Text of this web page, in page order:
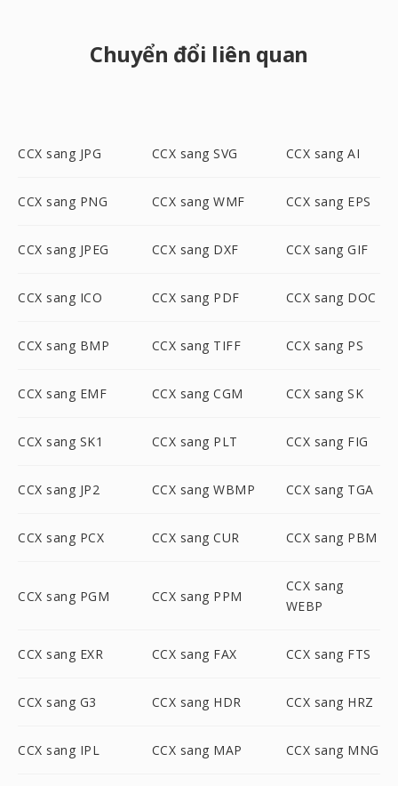
Chuyển đổi liên quan
CCX sang JPG CCX sang SVG CCX sang AI
CCX sang PNG CCX sang WMF CCX sang EPS
CCX sang JPEG CCX sang DXF CCX sang GIF
CCX sang ICO CCX sang PDF CCX sang DOC
CCX sang BMP CCX sang TIFF CCX sang PS
CCX sang EMF CCX sang CGM CCX sang SK
CCX sang SK1 CCX sang PLT CCX sang FIG
CCX sang JP2 CCX sang WBMP CCX sang TGA
CCX sang PCX CCX sang CUR CCX sang PBM
CCX sang PGM CCX sang PPM
CCX sang
WEBP
CCX sang EXR CCX sang FAX CCX sang FTS
CCX sang G3 CCX sang HDR CCX sang HRZ
CCX sang IPL CCX sang MAP CCX sang MNG